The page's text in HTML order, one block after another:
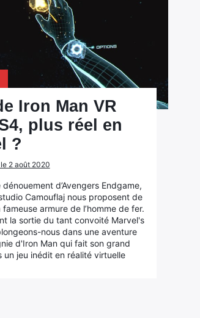
Iron Man VR
plus réel en
?
2 août 2020
dénouement d’Avengers Endgame,
Camouflaj nous proposent de
armure de l’homme de fer.
la sortie du tant convoité Marvel's
nous dans une aventure
d'Iron Man qui fait son grand
un jeu inédit en réalité virtuelle